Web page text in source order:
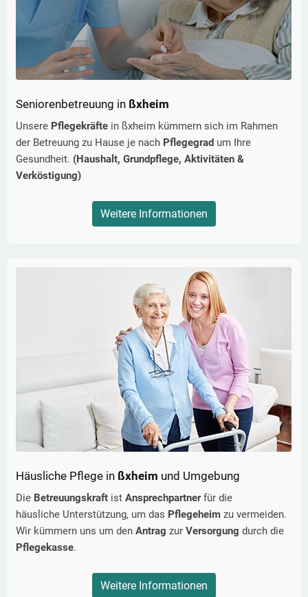
Seniorenbetreuung in ßxheim
Unsere Pflegekräfte in ßxheim kümmern sich im Rahmen
der Betreuung zu Hause je nach Pflegegrad um Ihre
Gesundheit. (Haushalt, Grundpflege, Aktivitäten &
Verköstigung)
Weitere Informationen
Häusliche Pflege in ßxheim und Umgebung
Die Betreuungskraft ist Ansprechpartnerfür die
häusliche Unterstützung, um das Pflegeheim zu vermeiden.
Wir kümmern uns um den Antrag zur Versorgung durch die
Pflegekasse.
Weitere Informationen